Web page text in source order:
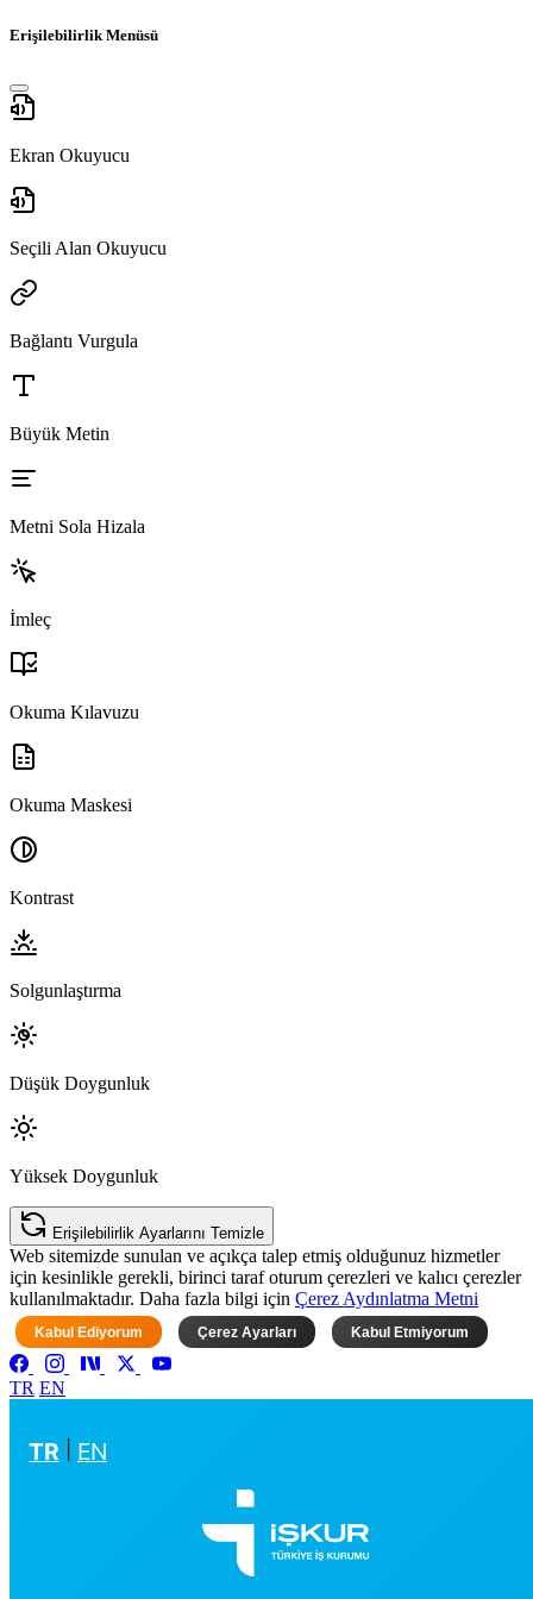
Erişilebilirlik Menüsü
Ekran Okuyucu
Seçili Alan Okuyucu
Bağlantı Vurgula
Büyük Metin
Metni Sola Hizala
İmleç
Okuma Kılavuzu
Okuma Maskesi
Kontrast
Solgunlaştırma
Düşük Doygunluk
Yüksek Doygunluk
Erişilebilirlik Ayarlarını Temizle
Web sitemizde sunulan ve açıkça talep etmiş olduğunuz hizmetler
için kesinlikle gerekli, birinci taraf oturum çerezleri ve kalıcı çerezler
kullanılmaktadır. Daha fazla bilgi için Çerez Aydınlatma Metni
Kabul Ediyorum Çerez Ayarları Kabul Etmiyorum
TR EN
TR EN